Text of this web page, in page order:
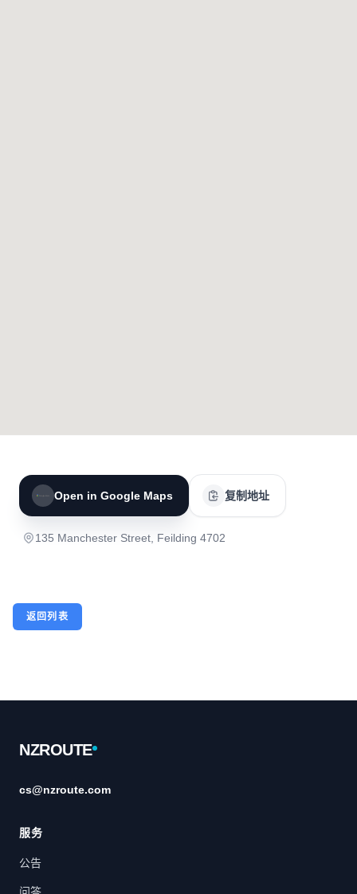
Open in Google Maps 复制地址
135 Manchester Street, Feilding 4702
返回列表
NZROUTE
cs@nzroute.com
服务
公告